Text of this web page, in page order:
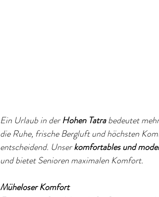
Ein Urlaub in der Hohen Tatrabedeutet
die Ruhe, frische Bergluft und höchsten
entscheidend. Unserkomfortables und
und bietet Senioren maximalen Komfort.
Müheloser Komfort